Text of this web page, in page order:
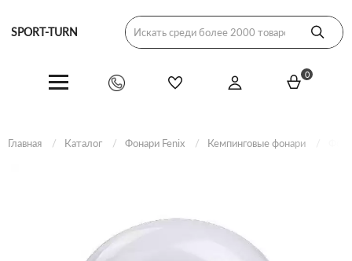
SPORT-TURN
0
Главная Каталог Фонари Fenix Кемпинговые фонари